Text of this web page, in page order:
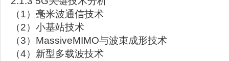
（1）毫米波通信技术
（2）小基站技术
（3）MassiveMIMO与波束成形技术
（4）新型多载波技术